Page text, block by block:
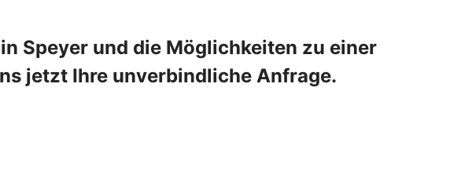
Speyer und die Möglichkeiten zu einer
jetzt Ihre unverbindliche Anfrage.